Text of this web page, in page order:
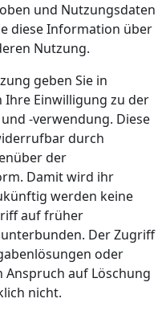
und Nutzungsdaten
diese Information über
Nutzung.
geben Sie in
Ihre Einwilligung zu der
-verwendung. Diese
durch
der
Damit wird ihr
werden keine
auf früher
Der Zugriff
oder
Anspruch auf Löschung
nicht.